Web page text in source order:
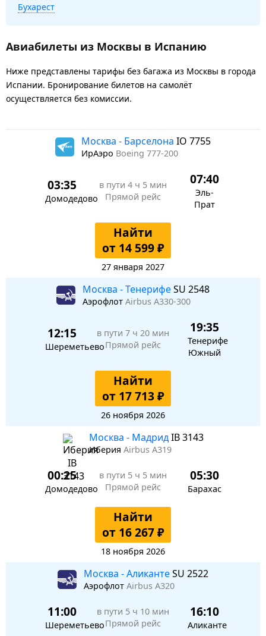
Бухарест
Авиабилеты из Москвы в Испанию
Ниже представлены тарифы без багажа из Москвы в города
Испании. Бронирование билетов на самолёт
осуществляется без комиссии.
Москва - Барселона IO 7755
ИрАэро Boeing 777-200
03:35
Домодедово
в пути 4 ч 5 мин
Прямой рейс
07:40
Эль-
Прат
Найти
от 14 599 ₽
27 января 2027
Москва - ТенерифеSU 2548
Аэрофлот Airbus A330-300
12:15
Шереметьево
в пути 7 ч 20 мин
Прямой рейс
19:35
Тенерифе
Южный
Найти
от 17 713 ₽
26 ноября 2026
Москва - МадридIB 3143
Иберия Airbus A319
00:25
Домодедово
в пути 5 ч 5 мин
Прямой рейс
05:30
Барахас
Найти
от 16 267 ₽
18 ноября 2026
Москва - АликантеSU 2522
Аэрофлот Airbus A320
11:00
Шереметьево
в пути 5 ч 10 мин
Прямой рейс
16:10
Аликанте